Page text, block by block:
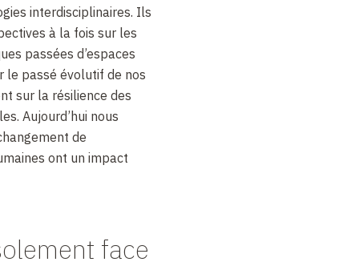
interdisciplinaires. Ils
à la fois sur les
passées d’espaces
le passé évolutif de nos
sur la résilience des
Aujourd’hui nous
de
ont un impact
face